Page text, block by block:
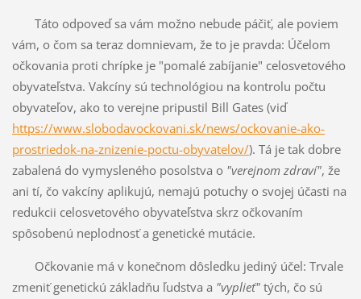
Táto odpoveď sa vám možno nebude páčiť, ale poviem
vám, o čom sa teraz domnievam, že to je pravda: Účelom
očkovania proti chrípke je "pomalé zabíjanie" celosvetového
obyvateľstva. Vakcíny sú technológiou na kontrolu počtu
obyvateľov, ako to verejne pripustil Bill Gates (viď
https://www.slobodavockovani.sk/news/ockovanie-ako-
prostriedok-na-znizenie-poctu-obyvatelov/). Tá je tak dobre
zabalená do vymysleného posolstva o "verejnom zdraví", že
ani tí, čo vakcíny aplikujú, nemajú potuchy o svojej účasti na
redukcii celosvetového obyvateľstva skrz očkovaním
spôsobenú neplodnosť a genetické mutácie.
Očkovanie má v konečnom dôsledku jediný účel: Trvale
zmeniť genetickú základňu ľudstva a "vyplieť"tých, čo sú